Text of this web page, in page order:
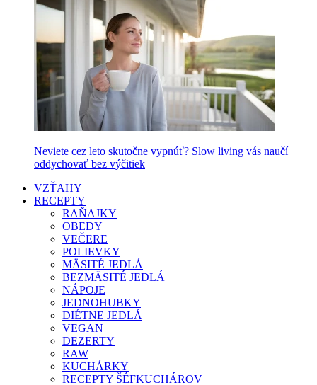
Neviete cez leto skutočne vypnúť? Slow living vás naučí
oddychovať bez výčitiek
VZŤAHY
RECEPTY
RAŇAJKY
OBEDY
VEČERE
POLIEVKY
MÄSITÉ JEDLÁ
BEZMÄSITÉ JEDLÁ
NÁPOJE
JEDNOHUBKY
DIÉTNE JEDLÁ
VEGAN
DEZERTY
RAW
KUCHÁRKY
RECEPTY ŠÉFKUCHÁROV